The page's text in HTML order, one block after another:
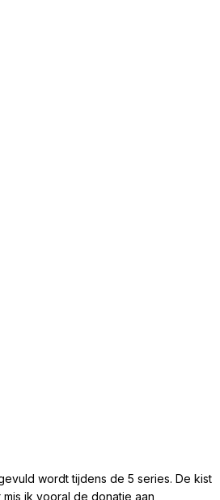
wordt tijdens de 5 series. De kist
ik vooral de donatie aan